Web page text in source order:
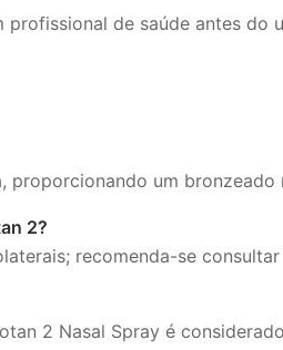
de saúde antes
proporcionando um
2?
recomenda-se
2 Nasal Spray é